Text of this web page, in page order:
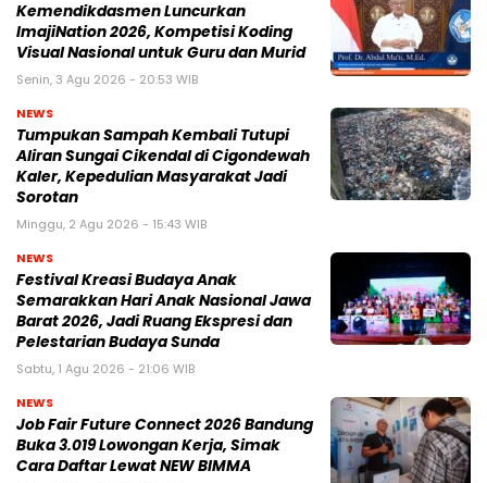
Kemendikdasmen Luncurkan
ImajiNation 2026, Kompetisi Koding
Visual Nasional untuk Guru dan Murid
Senin, 3 Agu 2026 - 20:53 WIB
NEWS
Tumpukan Sampah Kembali Tutupi
Aliran Sungai Cikendal di Cigondewah
Kaler, Kepedulian Masyarakat Jadi
Sorotan
Minggu, 2 Agu 2026 - 15:43 WIB
NEWS
Festival Kreasi Budaya Anak
Semarakkan Hari Anak Nasional Jawa
Barat 2026, Jadi Ruang Ekspresi dan
Pelestarian Budaya Sunda
Sabtu, 1 Agu 2026 - 21:06 WIB
NEWS
Job Fair Future Connect 2026 Bandung
Buka 3.019 Lowongan Kerja, Simak
Cara Daftar Lewat NEW BIMMA